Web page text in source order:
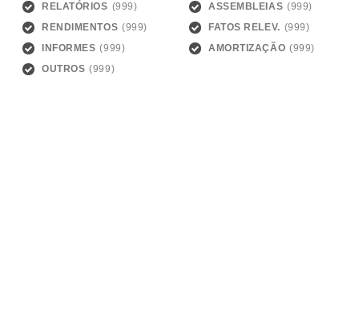
RELATÓRIOS
ASSEMBLEIAS
RENDIMENTOS
FATOS RELEV.
INFORMES
AMORTIZAÇÃO
OUTROS